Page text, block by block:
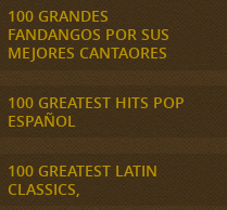
100 GRANDES
FANDANGOS POR SUS
MEJORES CANTAORES
100 GREATEST HITS POP
ESPAÑOL
100 GREATEST LATIN
CLASSICS,